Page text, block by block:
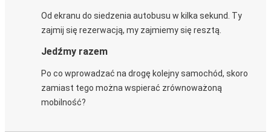
Od ekranu do siedzenia autobusu w kilka sekund. Ty
zajmij się rezerwacją, my zajmiemy się resztą.
Jedźmy razem
Po co wprowadzać na drogę kolejny samochód, skoro
zamiast tego można wspierać zrównoważoną
mobilność?